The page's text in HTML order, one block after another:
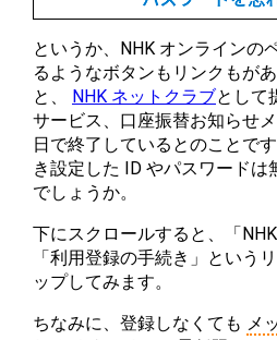
というか、NHK オンラインの
るようなボタンもリンクもが
と、 NHK ネットクラブとして
サービス、口座振替お知らせ
日で終了しているとのことで
き設定した ID やパスワードは
でしょうか。
下にスクロールすると、「
「利用登録の手続き」という
ップしてみます。
ちなみに、登録しなくても メ